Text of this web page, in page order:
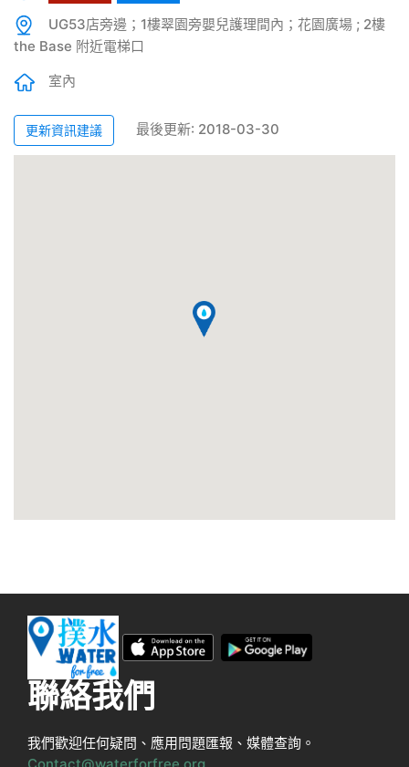
UG53店旁邊；1樓翠園旁嬰兒護理間內；花園廣場 ; 2樓
the Base 附近電梯口
室內
更新資訊建議 最後更新: 2018-03-30
聯絡我們
我們歡迎任何疑問、應用問題匯報、媒體查詢。